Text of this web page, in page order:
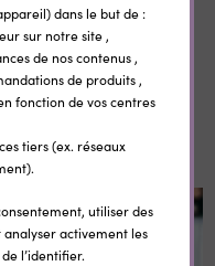
cuirdans le but de :
sur notre site ,
de nos contenus ,
de produits ,
fonction de vos centres
tiers (ex. réseaux
utiliser des
activement les
l’identifier.